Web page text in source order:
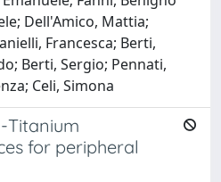
Dell'Amico, Mattia;
Francesca; Berti,
Berti, Sergio; Pennati,
Celi, Simona
Titanium
for peripheral